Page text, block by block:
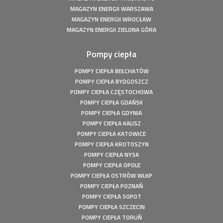
Fotowoltaika z magazynem energii - Człuchów - Instalacja
fotowoltaiczna o mocy: 9,86 kWp
Fotowoltaika z magazynem energii - Gorzów Śląski -
Fotowoltaika Czersk Koszaliński- Instalacja fotowoltaiczna
Fotowoltaika z magazynem energii - Szczecin - Instalacja
fotowoltaiczna o mocy: 6,1 kWp
Fotowoltaika z magazynem energii - Wołuszewo -
Instalacja fotowoltaiczna o mocy: 9,81 kWp
Fotowoltaika Gorzów Śląski - Instalacja fotowoltaiczna o
Fotowoltaika z magazynem energii - Borek - Instalacja
fotowoltaiczna o mocy: 7,77 kWp
Fotowoltaika z magazynem energii - Secemin - Instalacja
fotowoltaiczna o mocy: 4,5 kWp
Fotowoltaika Wola Droszewska - Instalacja fotowoltaiczna
Fotowoltaika Aquapark Kalisz - Instalacja fotowoltaiczna o
MAGAZYN ENERGII WARSZAWA
MAGAZYN ENERGII WROCŁAW
MAGAZYN ENERGII ZIELONA GÓRA
Pompy ciepła
POMPY CIEPŁA BEŁCHATÓW
POMPY CIEPŁA BYDGOSZCZ
POMPY CIEPŁA CZĘSTOCHOWA
POMPY CIEPŁA GDAŃSK
POMPY CIEPŁA GDYNIA
POMPY CIEPŁA KALISZ
POMPY CIEPŁA KATOWICE
POMPY CIEPŁA KROTOSZYN
POMPY CIEPŁA NYSA
POMPY CIEPŁA OPOLE
POMPY CIEPŁA OSTRÓW WLKP
POMPY CIEPŁA POZNAŃ
POMPY CIEPŁA SOPOT
POMPY CIEPŁA SZCZECIN
POMPY CIEPŁA TORUŃ